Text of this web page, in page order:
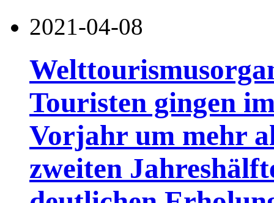
2021-04-08
Touristen gingen
Vorjahr um mehr
zweiten